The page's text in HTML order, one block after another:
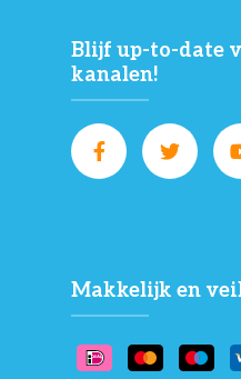
Blijf up-to-date
kanalen!
Makkelijk en